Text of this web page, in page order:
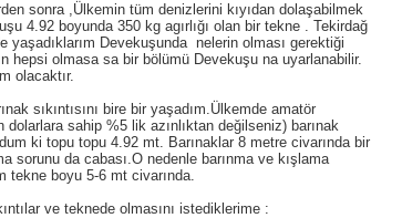
sonra ,Ülkemin tüm denizlerini kıyıdan dolaşabilmek
4.92 boyunda 350 kg agırlığı olan bir tekne . Tekirdağ
Devekuşunda nelerin olması gerektiği
hepsi olmasa sa bir bölümü Devekuşu na uyarlanabilir.
olacaktır.
sıkıntısını bire bir yaşadım.Ülkemde amatör
sahip %5 lik azınlıktan değilseniz) barınak
ki topu topu 4.92 mt. Barınaklar 8 metre civarında bir
sorunu da cabası.O nedenle barınma ve kışlama
tekne boyu 5-6 mt civarında.
ve teknede olmasını istediklerime :